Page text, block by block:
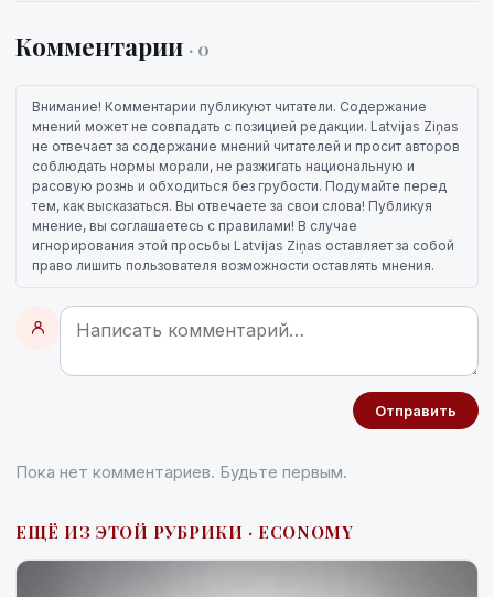
Комментарии · 0
Внимание! Комментарии публикуют читатели. Содержание
мнений может не совпадать с позицией редакции. Latvijas Ziņas
не отвечает за содержание мнений читателей и просит авторов
соблюдать нормы морали, не разжигать национальную и
расовую рознь и обходиться без грубости. Подумайте перед
тем, как высказаться. Вы отвечаете за свои слова! Публикуя
мнение, вы соглашаетесь с правилами! В случае
игнорирования этой просьбы Latvijas Ziņas оставляет за собой
право лишить пользователя возможности оставлять мнения.
Отправить
Пока нет комментариев. Будьте первым.
ЕЩЁ ИЗ ЭТОЙ РУБРИКИ · ECONOMY